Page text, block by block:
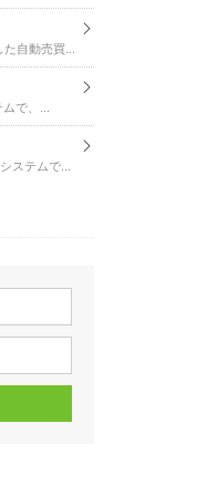
自動売買...
で、...
ステムで...